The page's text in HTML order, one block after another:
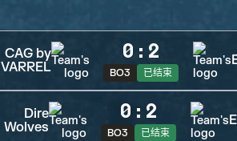
CAG by
VARREL
0 : 2
BO3 已结束
Dire
Wolves
0 : 2
BO3 已结束